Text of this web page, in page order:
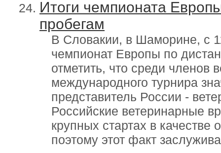
Итоги чемпионата
пробегам
В Словакии, в Шаморине, с
чемпионат Европы по
отметить, что среди членов
международного турнира
представитель России -
Российские ветеринарные
крупных стартах в
поэтому этот факт